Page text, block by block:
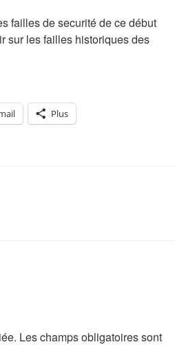
failles de securité de ce début
sur les failles historiques des
Plus
Les champs obligatoires sont